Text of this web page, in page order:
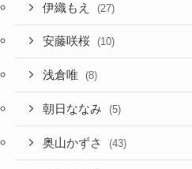
伊織もえ (27)
安藤咲桜 (10)
浅倉唯 (8)
朝日ななみ (5)
奥山かずさ (43)